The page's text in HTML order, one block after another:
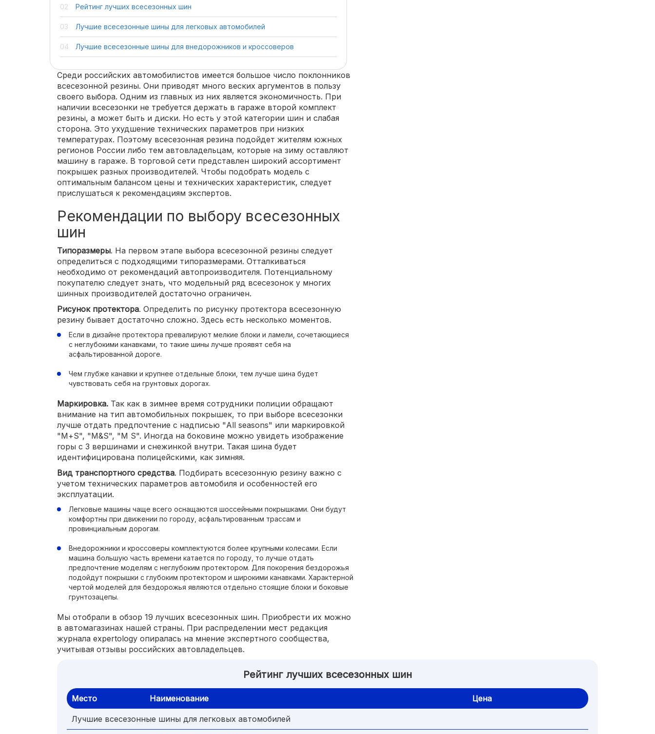
Рейтинг лучших всесезонных шин
Лучшие всесезонные шины для легковых автомобилей
Лучшие всесезонные шины для внедорожников и кроссоверов
Среди российских автомобилистов имеется большое число поклонников
всесезонной резины. Они приводят много веских аргументов в пользу
своего выбора. Одним из главных из них является экономичность. При
наличии всесезонки не требуется держать в гараже второй комплект
резины, а может быть и диски. Но есть у этой категории шин и слабая
сторона. Это ухудшение технических параметров при низких
температурах. Поэтому всесезонная резина подойдет жителям южных
регионов России либо тем автовладельцам, которые на зиму оставляют
машину в гараже. В торговой сети представлен широкий ассортимент
покрышек разных производителей. Чтобы подобрать модель с
оптимальным балансом цены и технических характеристик, следует
прислушаться к рекомендациям экспертов.
Рекомендации по выбору всесезонных
шин
Типоразмеры. На первом этапе выбора всесезонной резины следует
определиться с подходящими типоразмерами. Отталкиваться
необходимо от рекомендаций автопроизводителя. Потенциальному
покупателю следует знать, что модельный ряд всесезонок у многих
шинных производителей достаточно ограничен.
Рисунок протектора. Определить по рисунку протектора всесезонную
резину бывает достаточно сложно. Здесь есть несколько моментов.
Если в дизайне протектора превалируют мелкие блоки и ламели, сочетающиеся
с неглубокими канавками, то такие шины лучше проявят себя на
асфальтированной дороге.
Чем глубже канавки и крупнее отдельные блоки, тем лучше шина будет
чувствовать себя на грунтовых дорогах.
Маркировка. Так как в зимнее время сотрудники полиции обращают
внимание на тип автомобильных покрышек, то при выборе всесезонки
лучше отдать предпочтение с надписью "All seasons" или маркировкой
"М+S", "M&S", "M S". Иногда на боковине можно увидеть изображение
горы с 3 вершинами и снежинкой внутри. Такая шина будет
идентифицирована полицейскими, как зимняя.
Вид транспортного средства. Подбирать всесезонную резину важно с
учетом технических параметров автомобиля и особенностей его
эксплуатации.
Легковые машины чаще всего оснащаются шоссейными покрышками. Они будут
комфортны при движении по городу, асфальтированным трассам и
провинциальным дорогам.
Внедорожники и кроссоверы комплектуются более крупными колесами. Если
машина большую часть времени катается по городу, то лучше отдать
предпочтение моделям с неглубоким протектором. Для покорения бездорожья
подойдут покрышки с глубоким протектором и широкими канавками. Характерной
чертой моделей для бездорожья являются отдельно стоящие блоки и боковые
грунтозацепы.
Мы отобрали в обзор 19 лучших всесезонных шин. Приобрести их можно
в автомагазинах нашей страны. При распределении мест редакция
журнала expertology опиралась на мнение экспертного сообщества,
учитывая отзывы российских автовладельцев.
Рейтинг лучших всесезонных шин
Место Наименование Цена
Лучшие всесезонные шины для легковых автомобилей